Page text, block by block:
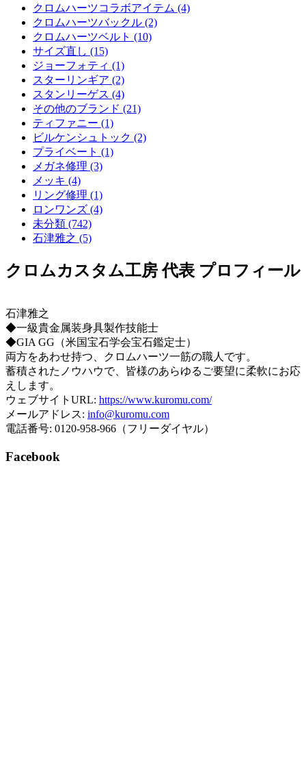
クロムハーツコラボアイテム (4)
クロムハーツバックル (2)
クロムハーツベルト (10)
サイズ直し (15)
ジョーフォティ (1)
スターリンギア (2)
スタンリーゲス (4)
その他のブランド (21)
ティファニー (1)
ビルケンシュトック (2)
プライベート (1)
メガネ修理 (3)
メッキ (4)
リング修理 (1)
ロンワンズ (4)
未分類 (742)
石津雅之 (5)
クロムカスタム工房 代表 プロフィール
石津雅之
◆一級貴金属装身具製作技能士
◆GIA GG（米国宝石学会宝石鑑定士）
両方をあわせ持つ、クロムハーツ一筋の職人です。
蓄積されたノウハウで、皆様のあらゆるご要望に柔軟にお応
えします。
ウェブサイトURL: https://www.kuromu.com/
メールアドレス: info@kuromu.com
電話番号: 0120-958-966（フリーダイヤル）
Facebook